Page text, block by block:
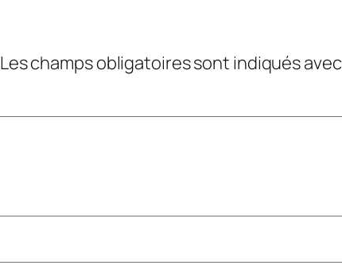
Les champs obligatoires sont indiqués